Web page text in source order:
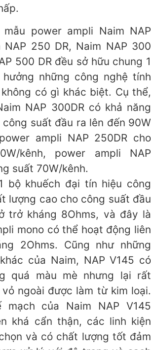
power ampli Naim NAP
NAP 250 DR, Naim NAP 300
500 DR đều sở hữu chung 1
những công nghệ tính
có gì khác biệt. Cụ thể,
NAP 300DR có khả năng
suất đầu ra lên đến 90W
ampli NAP 250DR cho
kênh, power ampli NAP
suất 70W/kênh.
bộ khuếch đại tín hiệu công
lượng cao cho công suất đầu
trở kháng 8Ohms, và đây là
mono có thể hoạt động liên
2Ohms. Cũng như những
của Naim, NAP V145 có
quá màu mè nhưng lại rất
ngoài được làm từ kim loại.
mạch của Naim NAP V145
khá cẩn thận, các linh kiện
và có chất lượng tốt đảm